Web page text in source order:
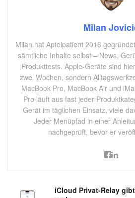
Milan
Milan hat Apfelpatient 2016
sämtliche Inhalte selbst – News,
Produkttests. Apple-Geräte sind
zwei Wochen, sondern
MacBook Pro, MacBook Air und
Pro läuft aus fast jeder
Gerät im täglichen Einsatz, viele
Jeder Menüpfad in einer
nachgeprüft, bevor er
iCloud Privat-Relay